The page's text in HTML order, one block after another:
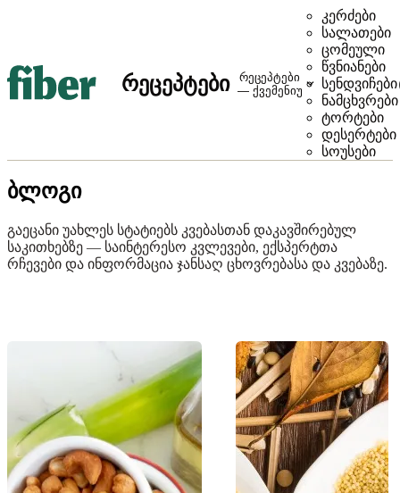
რეცეპტები
რეცეპტები
— ქვემენიუ
კერძები
სალათები
ცომეული
წვნიანები
სენდვიჩები
ნამცხვრები
ტორტები
დესერტები
სოუსები
ბლოგი
გაეცანი უახლეს სტატიებს კვებასთან დაკავშირებულ
საკითხებზე — საინტერესო კვლევები, ექსპერტთა
რჩევები და ინფორმაცია ჯანსაღ ცხოვრებასა და კვებაზე.